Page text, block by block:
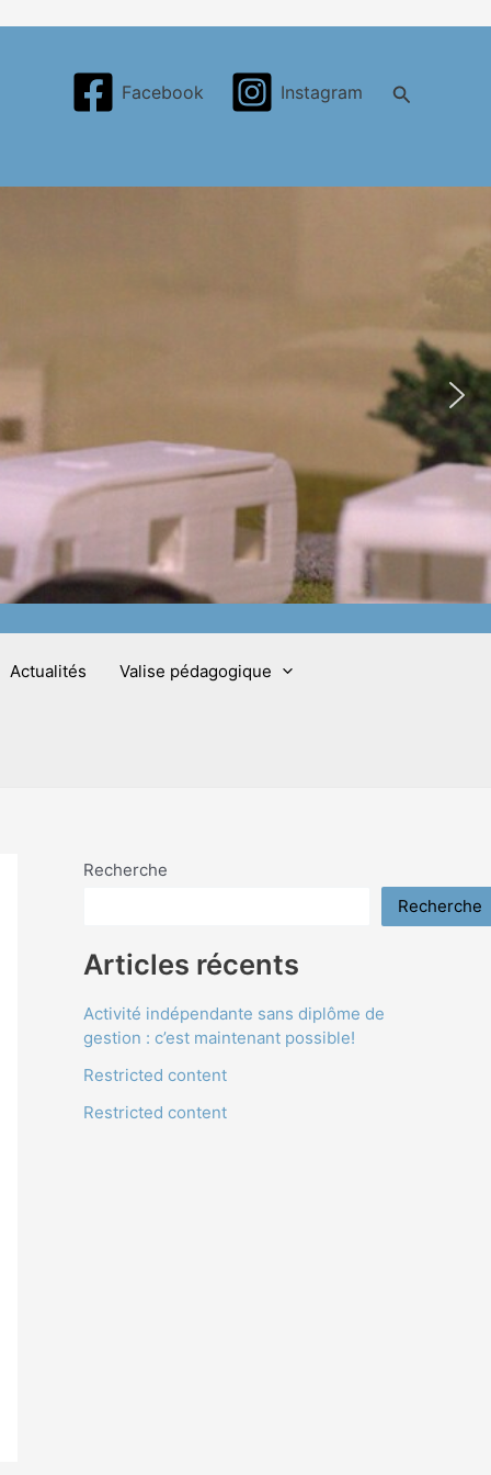
Facebook Instagram Search
Actualités Valise pédagogique
Recherche
Recherche
Articles récents
Activité indépendante sans diplôme de
gestion : c’est maintenant possible!
Restricted content
Restricted content